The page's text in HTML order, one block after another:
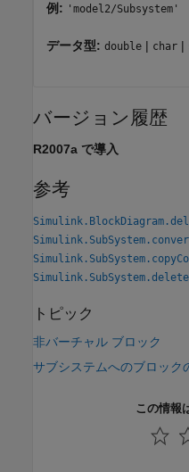
例: 'model2/Subsystem'
データ型: double | char |
バージョン履歴
R2007a で導入
参考
トピック
非バーチャル ブロック
サブシステムへのブロック
この情報